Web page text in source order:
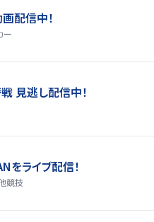
配信中！
ー
見逃し配信中！
をライブ配信！
競技